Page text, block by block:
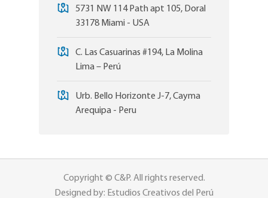
5731 NW 114 Path apt 105, Doral
33178 Miami - USA
C. Las Casuarinas #194, La Molina
Lima – Perú
Urb. Bello Horizonte J-7, Cayma
Arequipa - Peru
Copyright © C&P. All rights reserved.
Designed by: Estudios Creativos del Perú